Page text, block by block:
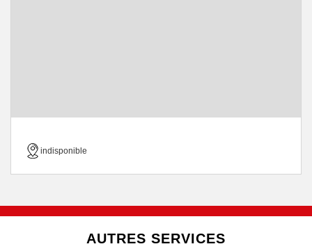
indisponible
AUTRES SERVICES